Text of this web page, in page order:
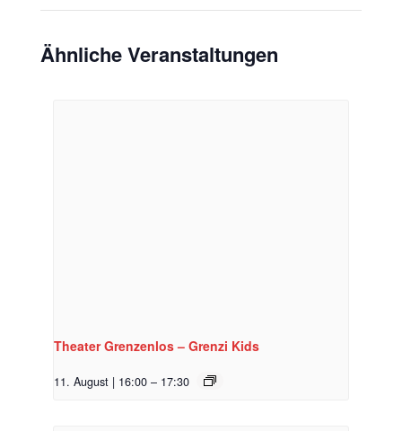
Ähnliche Veranstaltungen
Theater Grenzenlos – Grenzi Kids
11. August | 16:00 – 17:30